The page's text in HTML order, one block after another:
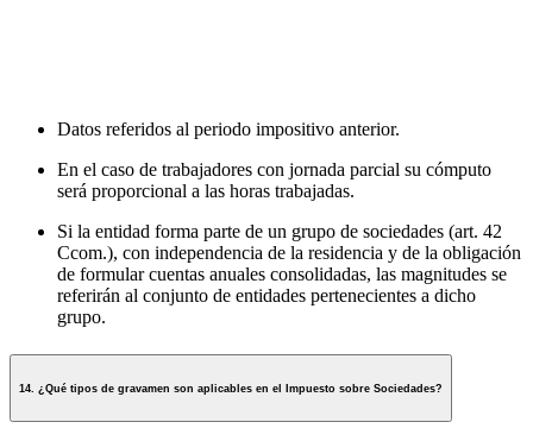
Datos referidos al periodo impositivo anterior.
En el caso de trabajadores con jornada parcial su cómputo
será proporcional a las horas trabajadas.
Si la entidad forma parte de un grupo de sociedades (art. 42
Ccom.), con independencia de la residencia y de la obligación
de formular cuentas anuales consolidadas, las magnitudes se
referirán al conjunto de entidades pertenecientes a dicho
grupo.
14. ¿Qué tipos de gravamen son aplicables en el Impuesto sobre Sociedades?